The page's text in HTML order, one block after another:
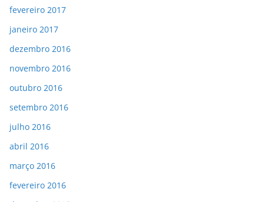
fevereiro 2017
janeiro 2017
dezembro 2016
novembro 2016
outubro 2016
setembro 2016
julho 2016
abril 2016
março 2016
fevereiro 2016